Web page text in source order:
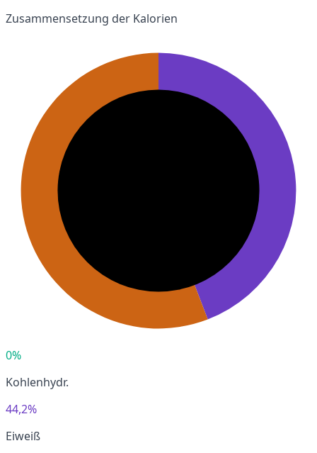
Zusammensetzung der Kalorien
0%
Kohlenhydr.
44,2%
Eiweiß